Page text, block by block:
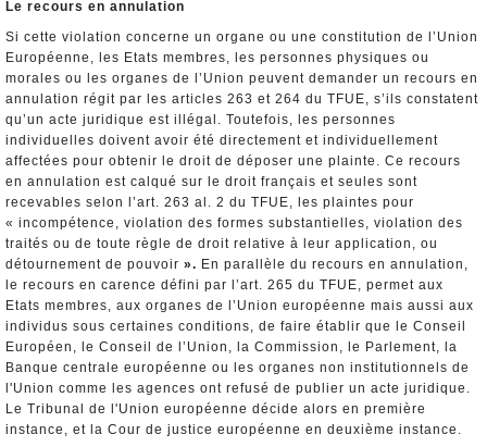
Le recours en annulation
Si cette violation concerne un organe ou une constitution de l’Union
Européenne, les Etats membres, les personnes physiques ou
morales ou les organes de l’Union peuvent demander un recours en
annulation régit par les articles 263 et 264 du TFUE, s’ils constatent
qu’un acte juridique est illégal. Toutefois, les personnes
individuelles doivent avoir été directement et individuellement
affectées pour obtenir le droit de déposer une plainte. Ce recours
en annulation est calqué sur le droit français et seules sont
recevables selon l’art. 263 al. 2 du TFUE, les plaintes pour
« incompétence, violation des formes substantielles, violation des
traités ou de toute règle de droit relative à leur application, ou
détournement de pouvoir ». En parallèle du recours en annulation,
le recours en carence défini par l’art. 265 du TFUE, permet aux
Etats membres, aux organes de l’Union européenne mais aussi aux
individus sous certaines conditions, de faire établir que le Conseil
Européen, le Conseil de l’Union, la Commission, le Parlement, la
Banque centrale européenne ou les organes non institutionnels de
l'Union comme les agences ont refusé de publier un acte juridique.
Le Tribunal de l'Union européenne décide alors en première
instance, et la Cour de justice européenne en deuxième instance.